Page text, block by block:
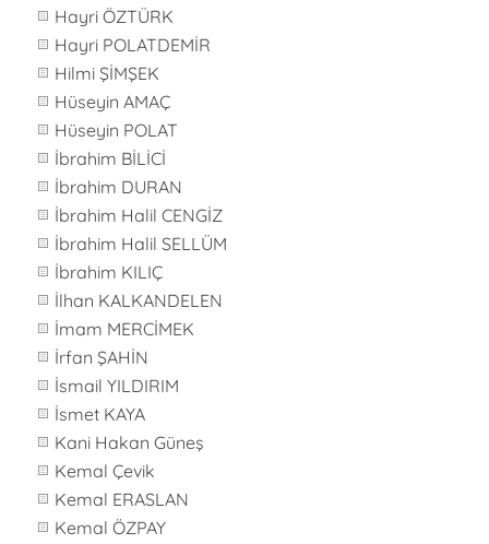
Hayri ÖZTÜRK
Hayri POLATDEMİR
Hilmi ŞİMŞEK
Hüseyin AMAÇ
Hüseyin POLAT
İbrahim BİLİCİ
İbrahim DURAN
İbrahim Halil CENGİZ
İbrahim Halil SELLÜM
İbrahim KILIÇ
İlhan KALKANDELEN
İmam MERCİMEK
İrfan ŞAHİN
İsmail YILDIRIM
İsmet KAYA
Kani Hakan Güneş
Kemal Çevik
Kemal ERASLAN
Kemal ÖZPAY